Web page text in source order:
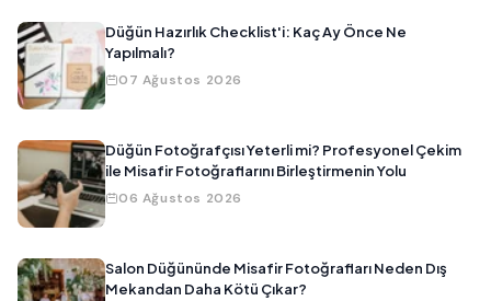
Düğün Hazırlık Checklist'i: Kaç Ay Önce Ne
Yapılmalı?
07 Ağustos 2026
Düğün Fotoğrafçısı Yeterli mi? Profesyonel Çekim
ile Misafir Fotoğraflarını Birleştirmenin Yolu
06 Ağustos 2026
Salon Düğününde Misafir Fotoğrafları Neden Dış
Mekandan Daha Kötü Çıkar?